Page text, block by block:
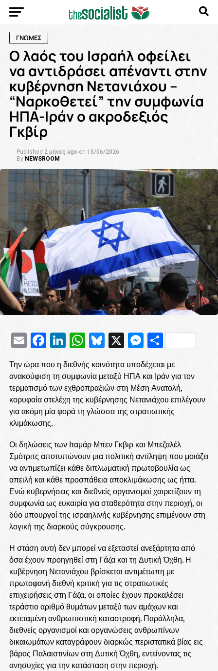
ΓΝΩΜΕΣ
Ο λαός του Ισραήλ οφείλει
να αντιδράσει απέναντι στην
κυβέρνηση Νετανιάχου –
“Ναρκοθετεί” την συμφωνία
ΗΠΑ-Ιράν ο ακροδεξιός
Γκβίρ
Published 2 μήνες ago on 15/06/2026
By NEWSROOM
EmailFacebook
LinkedIn
WhatsApp
Bluesky
X
Την ώρα που η διεθνής κοινότητα υποδέχεται με
ανακούφιση τη συμφωνία μεταξύ ΗΠΑ και Ιράν για τον
τερματισμό των εχθροπραξιών στη Μέση Ανατολή,
κορυφαία στελέχη της κυβέρνησης Νετανιάχου επιλέγουν
για ακόμη μία φορά τη γλώσσα της στρατιωτικής
κλιμάκωσης.
Οι δηλώσεις των Ιταμάρ Μπεν Γκβιρ και Μπεζαλέλ
Σμότριτς αποτυπώνουν μια πολιτική αντίληψη που μοιάζει
να αντιμετωπίζει κάθε διπλωματική πρωτοβουλία ως
απειλή και κάθε προσπάθεια αποκλιμάκωσης ως ήττα.
Ενώ κυβερνήσεις και διεθνείς οργανισμοί χαιρετίζουν τη
συμφωνία ως ευκαιρία για σταθερότητα στην περιοχή, οι
δύο υπουργοί της ισραηλινής κυβέρνησης επιμένουν στη
λογική της διαρκούς σύγκρουσης.
Η στάση αυτή δεν μπορεί να εξεταστεί ανεξάρτητα από
όσα έχουν προηγηθεί στη Γάζα και τη Δυτική Όχθη. Η
κυβέρνηση Νετανιάχου βρίσκεται αντιμέτωπη με
πρωτοφανή διεθνή κριτική για τις στρατιωτικές
επιχειρήσεις στη Γάζα, οι οποίες έχουν προκαλέσει
τεράστιο αριθμό θυμάτων μεταξύ των αμάχων και
εκτεταμένη ανθρωπιστική καταστροφή. Παράλληλα,
διεθνείς οργανισμοί και οργανώσεις ανθρωπίνων
δικαιωμάτων καταγράφουν διαρκώς περιστατικά βίας εις
βάρος Παλαιστινίων στη Δυτική Όχθη, εντείνοντας τις
ανησυχίες για την κατάσταση στην περιοχή.